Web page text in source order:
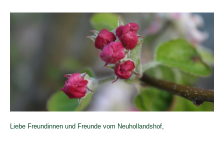
Liebe Freundinnen und Freunde vom Neuhollandshof,